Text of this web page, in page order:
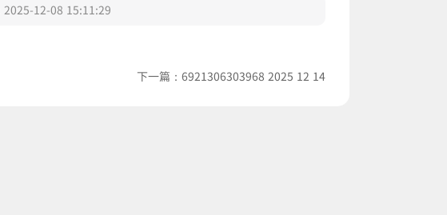
2025-12-08 15:11:29
下一篇： 6921306303968 2025 12 14